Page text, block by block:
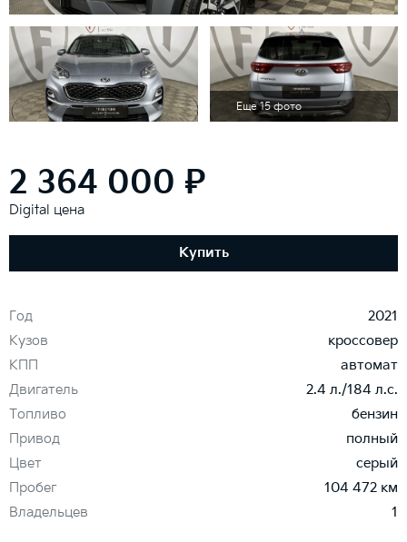
Еще 15 фото
2 364 000 ₽
Digital цена
Купить
Год
2021
Кузов
кроссовер
КПП
автомат
Двигатель
2.4 л./184 л.с.
Топливо
бензин
Привод
полный
Цвет
серый
Пробег
104 472 км
Владельцев
1